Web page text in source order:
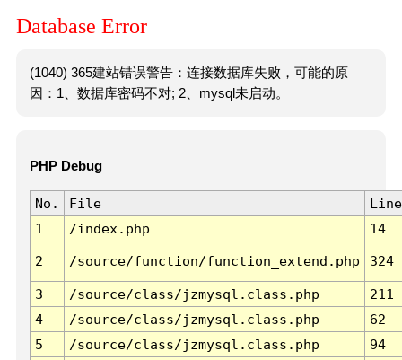
Database Error
(1040) 365建站错误警告：连接数据库失败，可能的原
因：1、数据库密码不对; 2、mysql未启动。
PHP Debug
No. File
Line
1
/index.php 14
2 /source/function/function_extend.php 324
3 /source/class/jzmysql.class.php
211
4
/source/class/jzmysql.class.php
62
5
/source/class/jzmysql.class.php
94